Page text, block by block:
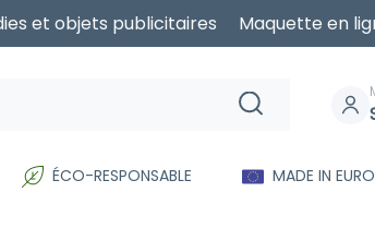
et objets publicitaires Maquette en
ÉCO-RESPONSABLE MADE IN